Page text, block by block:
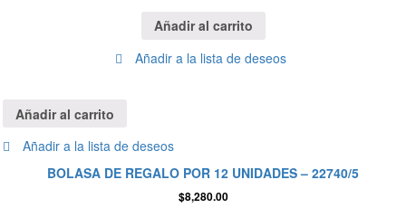
Añadir al carrito
Añadir a la lista de deseos
Añadir al carrito
Añadir a la lista de deseos
BOLASA DE REGALO POR 12 UNIDADES – 22740/5
$8,280.00